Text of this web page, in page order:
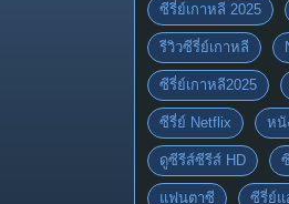
ซีรี่ย์เกาหลี 2025
รีวิวซีรี่ย์เกาหลี
ซีรี่ย์เกาหลี2025
ซีรี่ย์ Netflix หนั
ดูซีรีส์ซีรีส์ HD
แฟนตาซี ซีรี่ย์